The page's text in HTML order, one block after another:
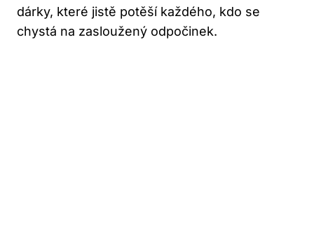
dárky, které jistě potěší každého, kdo se
chystá na zasloužený odpočinek.